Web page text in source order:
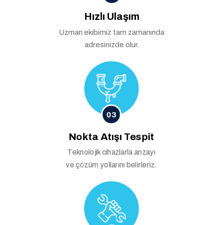
Hızlı Ulaşım
Uzman ekibimiz tam zamanında
adresinizde olur.
03
Nokta Atışı Tespit
Teknolojik cihazlarla arızayı
ve çözüm yollarını belirleriz.